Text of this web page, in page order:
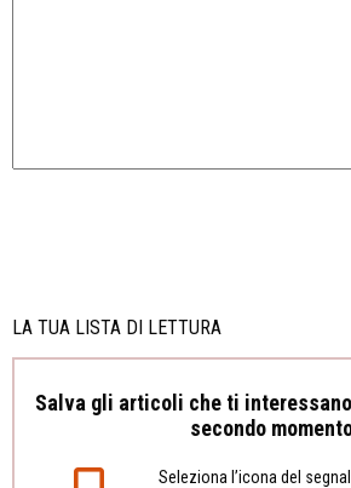
LA TUA LISTA DI LETTURA
Salva gli articoli che ti
secondo
Seleziona l’icona del